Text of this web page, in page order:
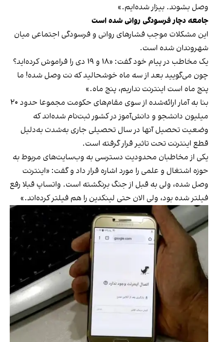
وصل بشوند. بیزار شده‌ایم.»
جامعه دچار فرسودگی روانی شده است
این مشکلات موجب فشارهای روانی و فرسودگی اجتماعی میان
شهروندان شده است.
یک مخاطب در پیام خود گفت: «۱۸ و ۱۹ دی را فراموش کرده‌اید؟
چون می‌گویید بعد از سه ماه خوشحالید که نت وصل شده! ما
پنج ماه است اینترنت نداریم، پنج ماه.»
بنا به آمار ارائه‌شده از سوی مقام‌های حکومت مجموعا حدود ۲۰
میلیون دانشجو و دانش‌آموز در کشور ثبت‌نام شده‌اند که
وضعیت تحصیل آنها در سال تحصیلی جاری به‌شدت به‌دلیل
قطع اینترنت تحت تاثیر قرار گرفته است.
یکی از مخاطبان محدودیت دسترسی به وب‌سایت‌های مربوط به
حوزه اشتغال و علمی را مورد اشاره قرار داد و گفت: «اینترنت
وصل شده، ولی به قبل از جنگ برنگشته است. واتساپ قبلا رفع
فیلتر شده بود، ولی الان حتی لینکدین را هم فیلتر کرده‌اند.»